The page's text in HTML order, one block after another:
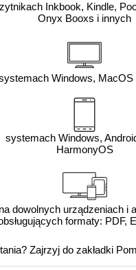
Inkbook, Kindle,
Onyx Booxs i innych
Windows, MacOS
systemach Windows,
HarmonyOS
na dowolnych urządzeniach i
formaty: PDF,
Zajrzyj do zakładki